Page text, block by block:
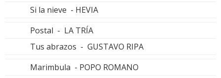
Si la nieve - HEVIA
Postal - LA TRÍA
Tus abrazos - GUSTAVO RIPA
Marimbula - POPO ROMANO